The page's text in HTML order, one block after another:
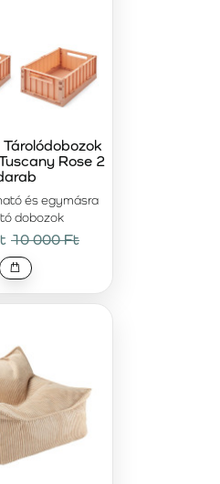
és egymásra
dobozok
Tárolódobozok
Rose 2
10 000 Ft